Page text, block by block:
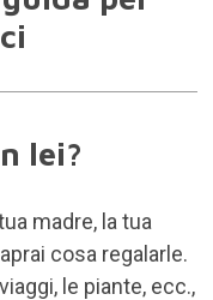
lei?
madre, la tua
cosa regalarle.
le piante, ecc.,